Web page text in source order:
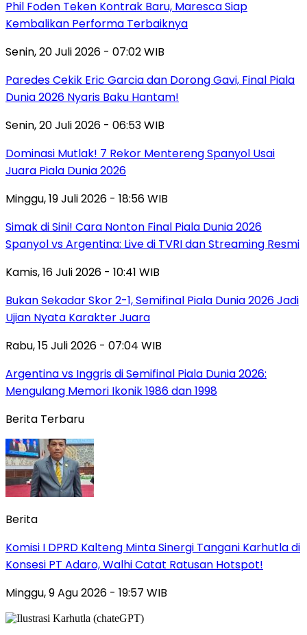
Phil Foden Teken Kontrak Baru, Maresca Siap
Kembalikan Performa Terbaiknya
Senin, 20 Juli 2026 - 07:02 WIB
Paredes Cekik Eric Garcia dan Dorong Gavi, Final Piala
Dunia 2026 Nyaris Baku Hantam!
Senin, 20 Juli 2026 - 06:53 WIB
Dominasi Mutlak! 7 Rekor Mentereng Spanyol Usai
Juara Piala Dunia 2026
Minggu, 19 Juli 2026 - 18:56 WIB
Simak di Sini! Cara Nonton Final Piala Dunia 2026
Spanyol vs Argentina: Live di TVRI dan Streaming Resmi
Kamis, 16 Juli 2026 - 10:41 WIB
Bukan Sekadar Skor 2-1, Semifinal Piala Dunia 2026 Jadi
Ujian Nyata Karakter Juara
Rabu, 15 Juli 2026 - 07:04 WIB
Argentina vs Inggris di Semifinal Piala Dunia 2026:
Mengulang Memori Ikonik 1986 dan 1998
Berita Terbaru
Berita
Komisi I DPRD Kalteng Minta Sinergi Tangani Karhutla di
Konsesi PT Adaro, Walhi Catat Ratusan Hotspot!
Minggu, 9 Agu 2026 - 19:57 WIB